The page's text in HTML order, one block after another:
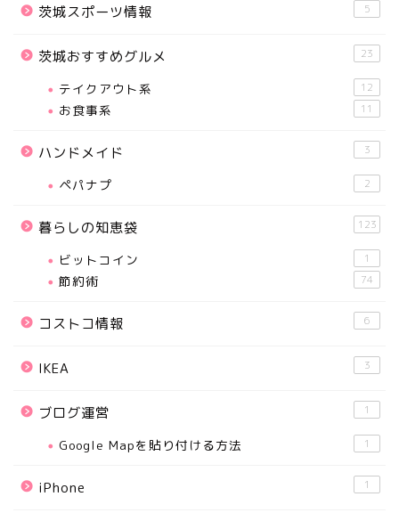
茨城スポーツ情報 5
茨城おすすめグルメ 23
テイクアウト系 12
お食事系 11
ハンドメイド 3
ペパナプ 2
暮らしの知恵袋 123
ビットコイン 1
節約術 74
コストコ情報 6
IKEA 3
ブログ運営 1
Google Mapを貼り付ける方法 1
iPhone 1